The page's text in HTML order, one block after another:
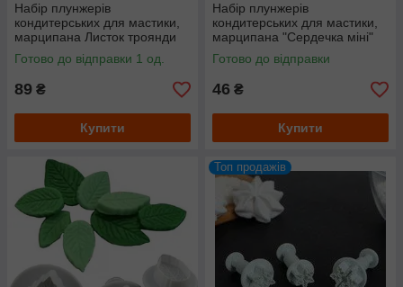
Набір плунжерів
кондитерських для мастики,
марципана Листок троянди
великий
Готово до відправки 1 од.
89 ₴
Купити
Набір плунжерів
кондитерських для мастики,
марципана "Сердечка міні"
Готово до відправки
46 ₴
Купити
Топ продажів